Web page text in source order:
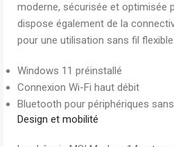
moderne, sécurisée et optimisée
dispose également de la
pour une utilisation sans fil flexible.
Windows 11 préinstallé
Connexion Wi-Fi haut débit
Bluetooth pour périphériques
Design et mobilité